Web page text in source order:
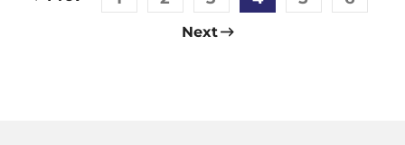
Next